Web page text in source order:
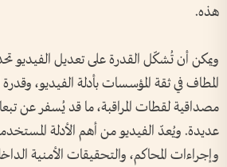
هذه.
ويمكن أن تُشكّل القدرة على تعديل الفيديو
المطاف في ثقة المؤسسات بأدلة الفيديو،
مصداقية لقطات المراقبة، ما قد يُسفر عن
عديدة. ويُعدّ الفيديو من أهم الأدلة
وإجراءات المحاكم، والتحقيقات الأمنية